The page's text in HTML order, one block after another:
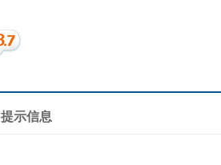
提示信息